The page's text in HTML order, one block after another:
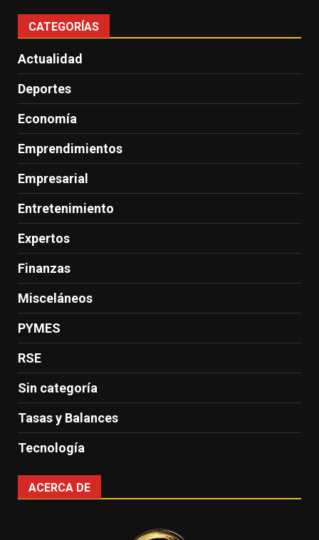
CATEGORÍAS
Actualidad
Deportes
Economía
Emprendimientos
Empresarial
Entretenimiento
Expertos
Finanzas
Misceláneos
PYMES
RSE
Sin categoría
Tasas y Balances
Tecnología
ACERCA DE